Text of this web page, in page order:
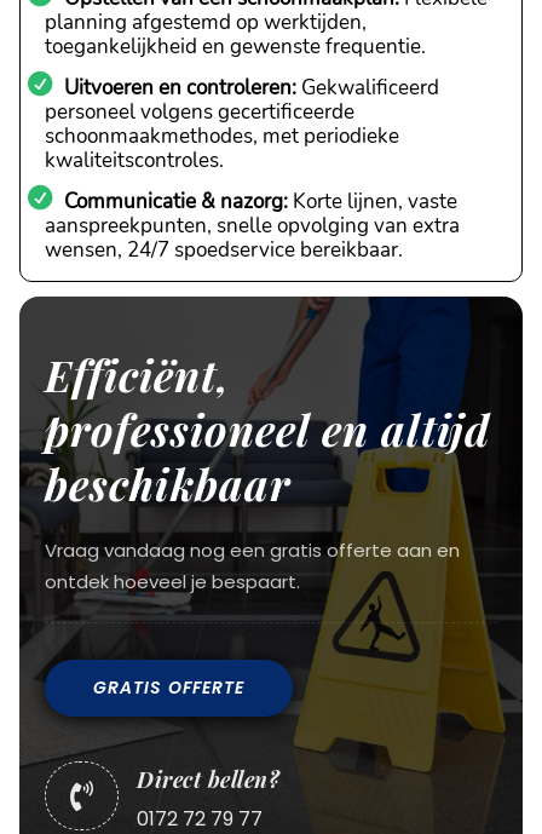
planning afgestemd op werktijden,
toegankelijkheid en gewenste frequentie.
Uitvoeren en controleren: Gekwalificeerd
personeel volgens gecertificeerde
schoonmaakmethodes, met periodieke
kwaliteitscontroles.
Communicatie & nazorg: Korte lijnen, vaste
aanspreekpunten, snelle opvolging van extra
wensen, 24/7 spoedservice bereikbaar.
Efficiënt,
professioneel en altijd
beschikbaar
Vraag vandaag nog een gratis offerte aan en
ontdek hoeveel je bespaart.
GRATIS OFFERTE

Direct bellen?
0172 72 79 77